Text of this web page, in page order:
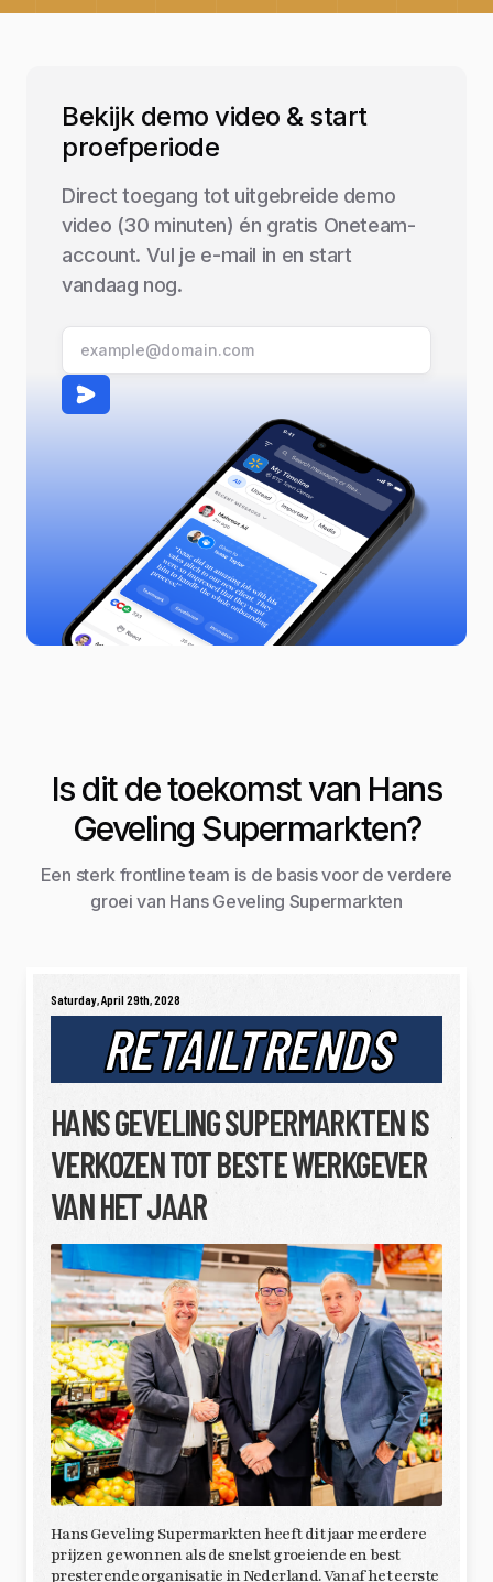
Bekijk demo video & start
proefperiode
Direct toegang tot uitgebreide demo
video (30 minuten) én gratis Oneteam-
account. Vul je e-mail in en start
vandaag nog.
Saturday, April 29th, 2028
RETAILTRENDS
HANS GEVELING SUPERMARKTEN IS
VERKOZEN TOT BESTE WERKGEVER
VAN HET JAAR
Hans Geveling Supermarkten heeft dit jaar meerdere
prijzen gewonnen als de snelst groeiende en best
presterende organisatie in Nederland. Vanaf het eerste
Is dit de toekomst van Hans
Geveling Supermarkten?
Een sterk frontline team is de basis voor de verdere
groei van Hans Geveling Supermarkten